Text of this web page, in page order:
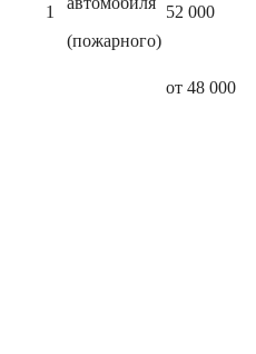
1
(пожарного)
52 000
от 48 000